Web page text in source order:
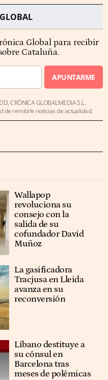
Global para recibir
Cataluña.
APUNTARME
CRÓNICA GLOBALMEDIA S.L.
de remitirle noticias de actualidad.
Wallapop
revoluciona su
consejo con la
salida de su
cofundador David
Muñoz
La gasificadora
Tracjusa en Lleida
avanza en su
reconversión
Líbano destituye a
su cónsul en
Barcelona tras
meses de polémicas